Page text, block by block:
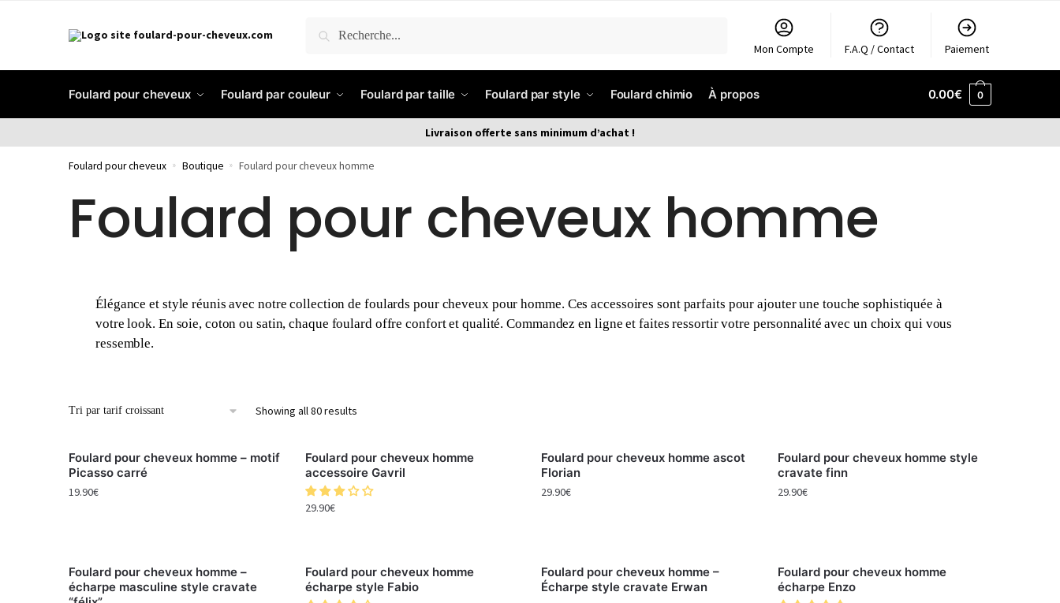
RECHERCHE
Mon Compte F.A.Q / Contact Paiement
Foulard pour cheveux Foulard par couleur Foulard par taille Foulard par style Foulard chimio À propos 0.00€ 0
Livraison offerte sans minimum d’achat !
Foulard pour cheveux » Boutique » Foulard pour cheveux homme
Foulard pour cheveux homme
Élégance et style réunis avec notre collection de foulards pour cheveux pour homme. Ces accessoires sont parfaits pour ajouter une touche sophistiquée à
votre look. En soie, coton ou satin, chaque foulard offre confort et qualité. Commandez en ligne et faites ressortir votre personnalité avec un choix qui vous
ressemble.
Showing all 80 results
Foulard pour cheveux homme – motif
Picasso carré
19.90€
Foulard pour cheveux homme
accessoire Gavril
29.90€
Foulard pour cheveux homme ascot
Florian
29.90€
Foulard pour cheveux homme style
cravate finn
29.90€
Foulard pour cheveux homme –
écharpe masculine style cravate
Foulard pour cheveux homme
écharpe style Fabio
Foulard pour cheveux homme –
Écharpe style cravate Erwan
Foulard pour cheveux homme
écharpe Enzo